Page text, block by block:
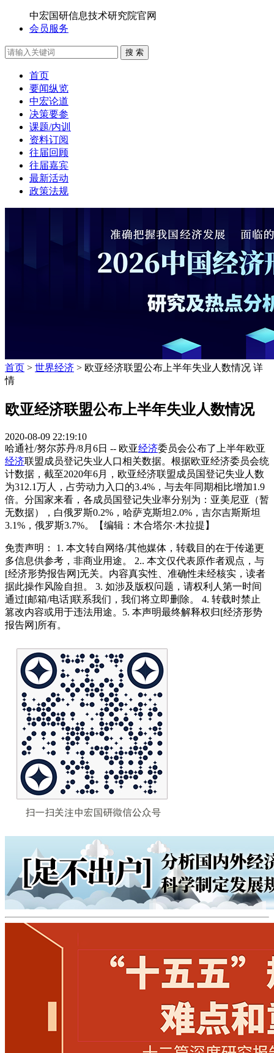
中宏国研信息技术研究院官网
会员服务
搜 索
首页
要闻纵览
中宏论道
决策要参
课题/内训
资料订阅
往届回顾
往届嘉宾
最新活动
政策法规
首页 > 世界经济 > 欧亚经济联盟公布上半年失业人数情况 详
情
欧亚经济联盟公布上半年失业人数情况
2020-08-09 22:19:10
哈通社/努尔苏丹/8月6日 -- 欧亚经济委员会公布了上半年欧亚
经济联盟成员登记失业人口相关数据。根据欧亚经济委员会统
计数据，截至2020年6月，欧亚经济联盟成员国登记失业人数
为312.1万人，占劳动力入口的3.4%，与去年同期相比增加1.9
倍。分国家来看，各成员国登记失业率分别为：亚美尼亚（暂
无数据），白俄罗斯0.2%，哈萨克斯坦2.0%，吉尔吉斯斯坦
3.1%，俄罗斯3.7%。【编辑：木合塔尔·木拉提】
免责声明： 1. 本文转自网络/其他媒体，转载目的在于传递更
多信息供参考，非商业用途。 2.. 本文仅代表原作者观点，与
[经济形势报告网]无关。内容真实性、准确性未经核实，读者
据此操作风险自担。 3. 如涉及版权问题，请权利人第一时间
通过[邮箱/电话]联系我们，我们将立即删除。 4. 转载时禁止
篡改内容或用于违法用途。5. 本声明最终解释权归[经济形势
报告网]所有。